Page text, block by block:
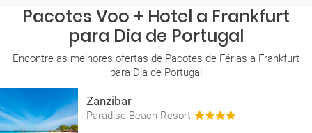
Pacotes Voo + Hotel a Frankfurt
para Dia de Portugal
Encontre as melhores ofertas de Pacotes de Férias a Frankfurt
para Dia de Portugal
Zanzibar
Paradise Beach Resort